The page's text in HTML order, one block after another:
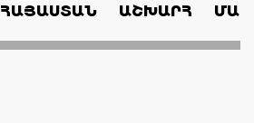
ՀԱՅԱՍՏԱՆ ԱՇԽԱՐՀ